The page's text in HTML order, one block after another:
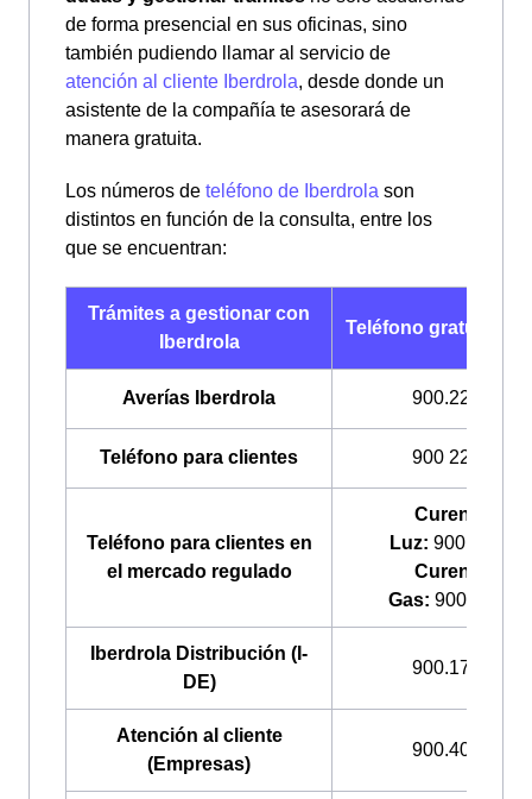
de forma presencial en sus oficinas, sino
también pudiendo llamar al servicio de
atención al cliente Iberdrola, desde donde un
asistente de la compañía te asesorará de
manera gratuita.
Los números de teléfono de Iberdrola son
distintos en función de la consulta, entre los
que se encuentran:
Trámites a gestionar con
Iberdrola
Teléfono gratuito
Averías Iberdrola 900.224.522
Teléfono para clientes 900 225 235
Teléfono para clientes en
el mercado regulado
Curenergía
Luz:
Curenergía
Gas:
Iberdrola Distribución (I-
DE)
900.171.171
Atención al cliente
(Empresas)
900.400.408